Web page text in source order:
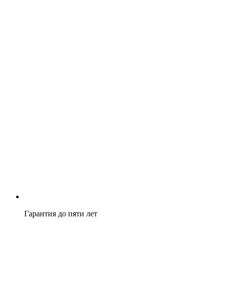
Гарантия до пяти лет